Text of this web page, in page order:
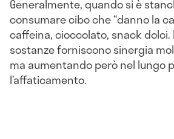
Generalmente, quando si è
consumare cibo che “danno la
caffeina, cioccolato, snack
sostanze forniscono sinergia
ma aumentando però nel lungo
l’affaticamento.